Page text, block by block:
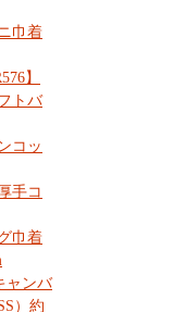
巾着
】
トバ
コッ
手コ
巾着
ャンバ
）約